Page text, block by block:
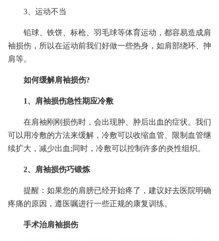
3、运动不当
铅球、铁饼、标枪、羽毛球等体育运动，都容易造成肩
袖损伤，所以在运动前我们好做一些热身，如肩部绕环、抻
肩等。
如何缓解肩袖损伤?
1、肩袖损伤急性期应冷敷
在肩袖刚刚损伤时，会出现肿、肿后出血的症状。我们
可以用冷敷的方法来缓解，冷敷可以收缩血管、限制血管继
续扩大，减少出血;同时，冷敷可以控制许多的炎性组织。
2、肩袖损伤巧锻炼
提醒：如果您的肩膀已经开始疼了，建议好去医院明确
疼痛的原因，遵医嘱进行一些正规的康复训练。
手术治肩袖损伤